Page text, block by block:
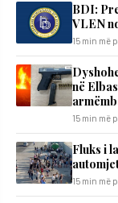
BDI:
VLEN
15 min më
në
15 min më
Fluks i
15 min më